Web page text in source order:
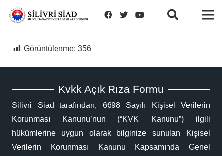
Görüntülenme: 356
Kvkk Açık Rıza Formu
Silivri Siad tarafından, 6698 Sayılı Kişisel Verilerin
Korunması Kanunu’nun (“KVK Kanunu”) ilgili
hükümlerine uygun olarak bilginize sunulan Kişisel
Verilerin Korunması Kanunu Kapsamında Genel